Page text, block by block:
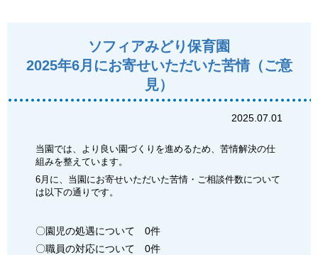
ソフィアみどり保育園
2025年6月にお寄せいただいた苦情（ご意
見）
2025.07.01
当園では、より良い園づくりを進めるため、苦情解決の仕
組みを整えています。
6月に、当園にお寄せいただいた苦情・ご相談件数について
は以下の通りです。
〇園児の処遇について 0件
〇職員の対応について 0件